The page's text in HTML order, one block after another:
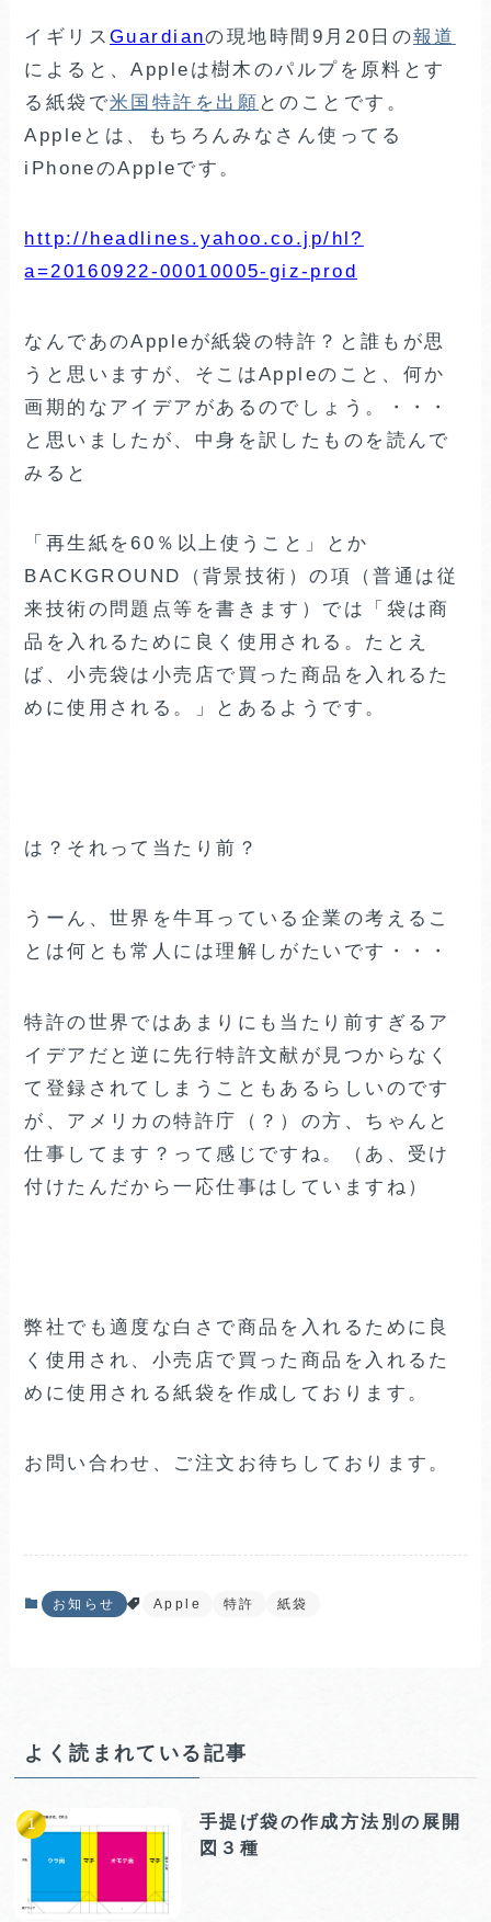
イギリスGuardianの現地時間9月20日の報道
によると、Appleは樹木のパルプを原料とす
る紙袋で米国特許を出願 とのことです。
Appleとは、もちろんみなさん使ってる
iPhoneのAppleです。
http://headlines.yahoo.co.jp/hl?
a=20160922-00010005-giz-prod
なんであのAppleが紙袋の特許？と誰もが思
うと思いますが、そこはAppleのこと、何か
画期的なアイデアがあるのでしょう。・・・
と思いましたが、中身を訳したものを読んで
みると
「再生紙を60％以上使うこと」とか
BACKGROUND（背景技術）の項（普通は従
来技術の問題点等を書きます）では「袋は商
品を入れるために良く使用される。たとえ
ば、小売袋は小売店で買った商品を入れるた
めに使用される。」とあるようです。
は？それって当たり前？
うーん、世界を牛耳っている企業の考えるこ
とは何とも常人には理解しがたいです・・・
特許の世界ではあまりにも当たり前すぎるア
イデアだと逆に先行特許文献が見つからなく
て登録されてしまうこともあるらしいのです
が、アメリカの特許庁（？）の方、ちゃんと
仕事してます？って感じですね。（あ、受け
付けたんだから一応仕事はしていますね）
弊社でも適度な白さで商品を入れるために良
く使用され、小売店で買った商品を入れるた
めに使用される紙袋を作成しております。
お問い合わせ、ご注文お待ちしております。
お知らせ Apple 特許 紙袋
よく読まれている記事
手提げ袋の作成方法別の展開
図３種